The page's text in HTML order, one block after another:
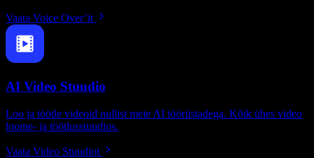
Vaata Voice Over’it
AI Video Stuudio
Loo ja töötle videoid nullist meie AI tööriistadega. Kõik ühes video
loome- ja töötlusstuudios.
Vaata Video Stuudiot